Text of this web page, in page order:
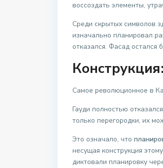
воссоздать элементы,
Среди скрытых символов
изначально планировал
отказался. Фасад остался
Самое революционное в
Гауди полностью
только перегородки, их
Это означало, что
несущая конструкция
диктовали планировку